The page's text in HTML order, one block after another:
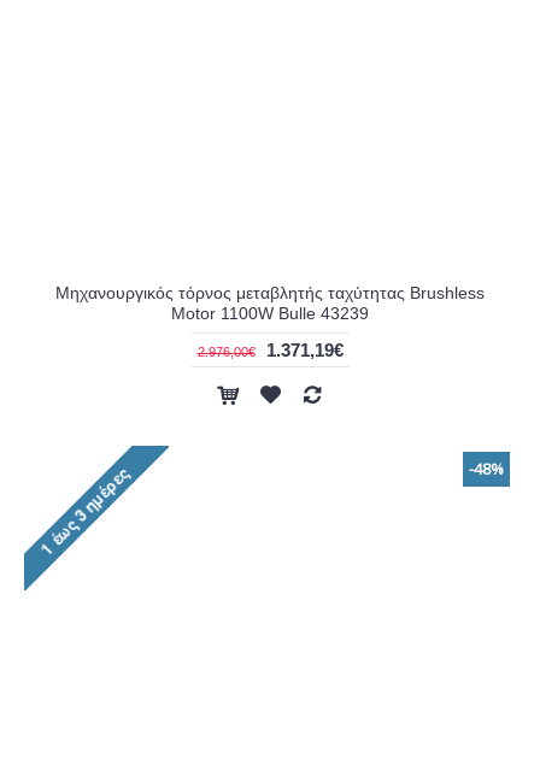
Μηχανουργικός τόρνος μεταβλητής ταχύτητας Brushless
Motor 1100W Bulle 43239
2.976,00€ 1.371,19€
-48%